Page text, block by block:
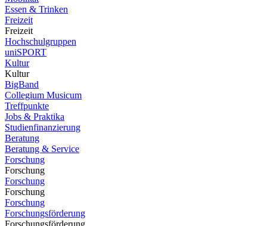
Essen & Trinken
Freizeit
Freizeit
Hochschulgruppen
uniSPORT
Kultur
Kultur
BigBand
Collegium Musicum
Treffpunkte
Jobs & Praktika
Studienfinanzierung
Beratung
Beratung & Service
Forschung
Forschung
Forschung
Forschung
Forschung
Forschungsförderung
Forschungsförderung